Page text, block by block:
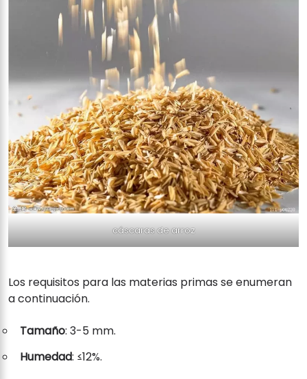
cáscaras de arroz
Los requisitos para las materias primas se enumeran
a continuación.
Tamaño: 3-5 mm.
Humedad: ≤12%.